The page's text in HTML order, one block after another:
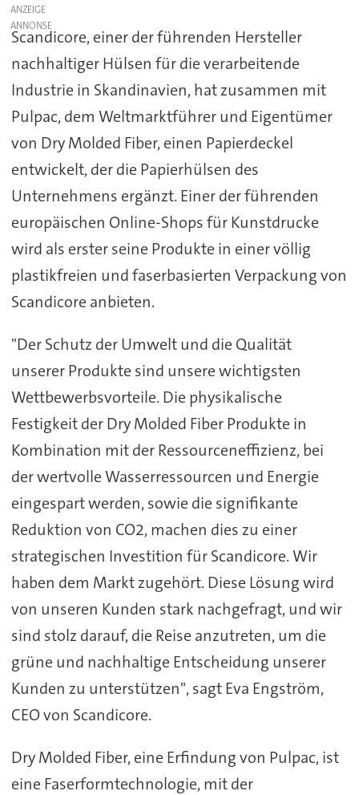
ANZEIGE
Scandicore, einer der führenden Hersteller
nachhaltiger Hülsen für die verarbeitende
Industrie in Skandinavien, hat zusammen mit
Pulpac, dem Weltmarktführer und Eigentümer
von Dry Molded Fiber, einen Papierdeckel
entwickelt, der die Papierhülsen des
Unternehmens ergänzt. Einer der führenden
europäischen Online-Shops für Kunstdrucke
wird als erster seine Produkte in einer völlig
plastikfreien und faserbasierten Verpackung von
Scandicore anbieten.
"Der Schutz der Umwelt und die Qualität
unserer Produkte sind unsere wichtigsten
Wettbewerbsvorteile. Die physikalische
Festigkeit der Dry Molded Fiber Produkte in
Kombination mit der Ressourceneffizienz, bei
der wertvolle Wasserressourcen und Energie
eingespart werden, sowie die signifikante
Reduktion von CO2, machen dies zu einer
strategischen Investition für Scandicore. Wir
haben dem Markt zugehört. Diese Lösung wird
von unseren Kunden stark nachgefragt, und wir
sind stolz darauf, die Reise anzutreten, um die
grüne und nachhaltige Entscheidung unserer
Kunden zu unterstützen", sagt Eva Engström,
CEO von Scandicore.
Dry Molded Fiber, eine Erfindung von Pulpac, ist
eine Faserformtechnologie, mit der